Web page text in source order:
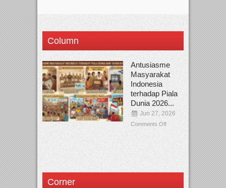
Column
Antusiasme
Masyarakat
Indonesia
terhadap Piala
Dunia 2026...
Jun 27, 2026
Comments Off
Corner